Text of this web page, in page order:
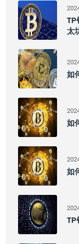
TP
太
如
如
如
TP